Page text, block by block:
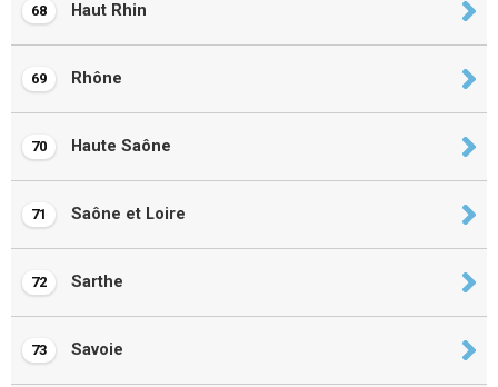
68 Haut Rhin
69 Rhône
70 Haute Saône
71 Saône et Loire
72 Sarthe
73 Savoie